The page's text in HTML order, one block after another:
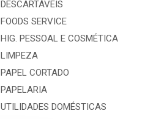
DESCARTÁVEIS
FOODS SERVICE
HIG. PESSOAL E COSMÉTICA
LIMPEZA
PAPEL CORTADO
PAPELARIA
UTILIDADES DOMÉSTICAS